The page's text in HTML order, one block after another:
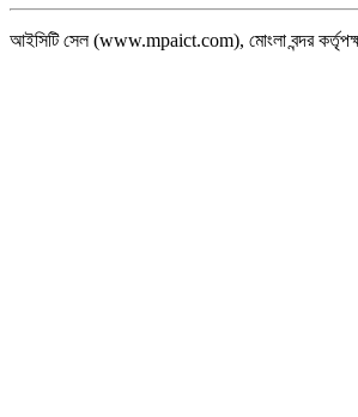
আইসিটি সেল (www.mpaict.com), মোংলা বন্দর